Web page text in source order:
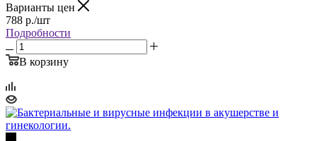
Варианты цен
788 р./шт
Подробности
В корзину